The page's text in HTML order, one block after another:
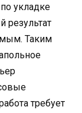
укладке
результат
Таким
требует